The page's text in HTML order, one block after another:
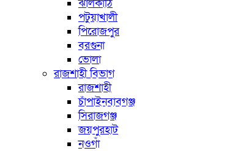
ঝালকাঠি
পটুয়াখালী
পিরোজপুর
বরগুনা
ভোলা
রাজশাহী বিভাগ
রাজশাহী
চাঁপাইনবাবগঞ্জ
সিরাজগঞ্জ
জয়পুরহাট
নওগাঁ